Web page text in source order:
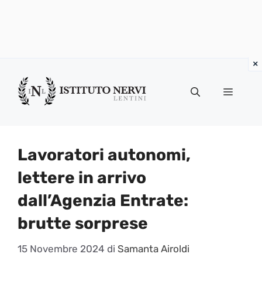
contenuto
Menu
Lavoratori autonomi,
lettere in arrivo
dall’Agenzia Entrate:
brutte sorprese
15 Novembre 2024 di Samanta Airoldi